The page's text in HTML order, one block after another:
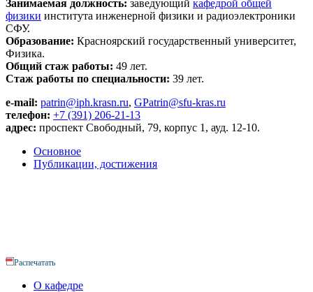
Занимаемая должность: заведующий кафедрой общей
физики института инженерной физики и радиоэлектроники
СФУ.
Образование: Красноярский государственный университет,
Физика.
Общий стаж работы: 49 лет.
Стаж работы по специальности: 39 лет.
e-mail: patrin@iph.krasn.ru, GPatrin@sfu-kras.ru
телефон: +7 (391) 206-21-13
адрес: проспект Свободный, 79, корпус 1, ауд. 12-10.
Основное
Публикации, достижения
Распечатать
О кафедре